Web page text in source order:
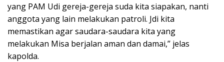
yang PAM Udi gereja-gereja suda kita siapakan, nanti
anggota yang lain melakukan patroli. Jdi kita
memastikan agar saudara-saudara kita yang
melakukan Misa berjalan aman dan damai,” jelas
kapolda.